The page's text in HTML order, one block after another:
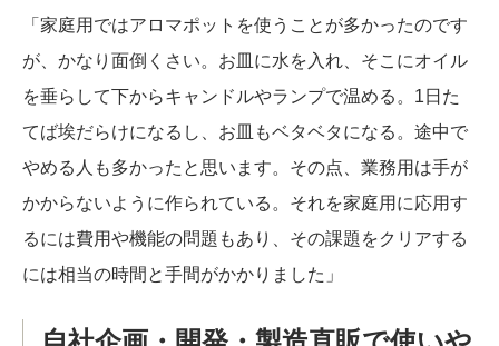
「家庭用ではアロマポットを使うことが多かったのです
が、かなり面倒くさい。お皿に水を入れ、そこにオイル
を垂らして下からキャンドルやランプで温める。1日た
てば埃だらけになるし、お皿もベタベタになる。途中で
やめる人も多かったと思います。その点、業務用は手が
かからないように作られている。それを家庭用に応用す
るには費用や機能の問題もあり、その課題をクリアする
には相当の時間と手間がかかりました」